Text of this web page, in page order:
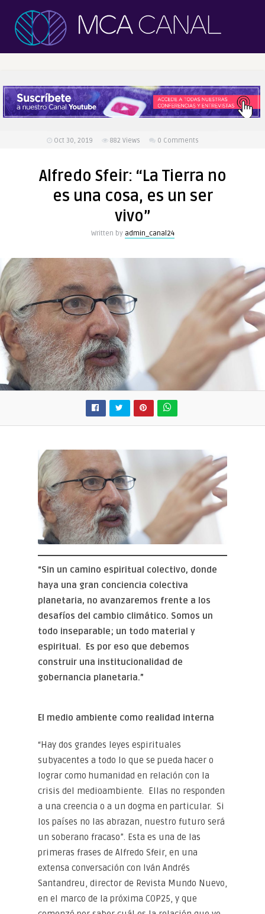
Oct 30, 2019 882 Views 0 Comments
Alfredo Sfeir: “La Tierra no
es una cosa, es un ser
vivo”
Written by admin_canal24
“Sin un camino espiritual colectivo, donde
haya una gran conciencia colectiva
planetaria, no avanzaremos frente a los
desafíos del cambio climático. Somos un
todo inseparable; un todo material y
espiritual. Es por eso que debemos
construir una institucionalidad de
gobernancia planetaria.”
El medio ambiente como realidad interna
“Hay dos grandes leyes espirituales
subyacentes a todo lo que se pueda hacer o
lograr como humanidad en relación con la
crisis del medioambiente. Ellas no responden
a una creencia o a un dogma en particular. Si
los países no las abrazan, nuestro futuro será
un soberano fracaso”. Esta es una de las
primeras frases de Alfredo Sfeir, en una
extensa conversación con Iván Andrés
Santandreu, director de Revista Mundo Nuevo,
en el marco de la próxima COP25, y que